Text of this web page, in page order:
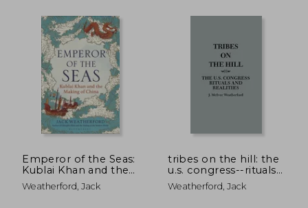
Emperor of the Seas:
Kublai Khan and the
Making of China (en
Inglés)
Weatherford, Jack
tribes on the hill: the
u.s. congress--rituals
and realities (en
Inglés)
Weatherford, Jack